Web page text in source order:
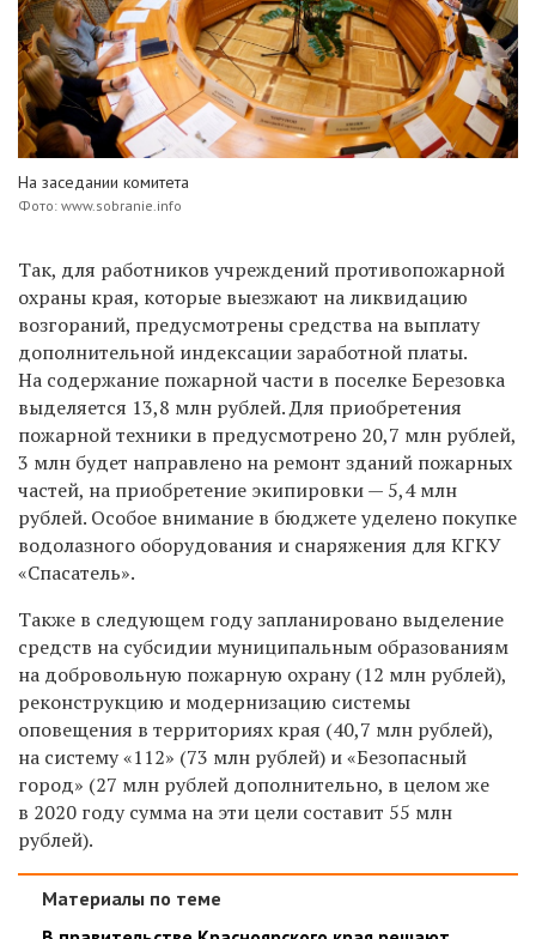
На заседании комитета
Фото: www.sobranie.info
Так, для работников учреждений противопожарной
охраны края, которые выезжают на ликвидацию
возгораний, предусмотрены средства на выплату
дополнительной индексации заработной платы.
На содержание пожарной части в поселке Березовка
выделяется 13,8 млн рублей. Для приобретения
пожарной техники в предусмотрено 20,7 млн рублей,
3 млн будет направлено на ремонт зданий пожарных
частей, на приобретение экипировки — 5,4 млн
рублей. Особое внимание в бюджете уделено покупке
водолазного оборудования и снаряжения для КГКУ
«Спасатель».
Также в следующем году запланировано выделение
средств на субсидии муниципальным образованиям
на добровольную пожарную охрану (12 млн рублей),
реконструкцию и модернизацию системы
оповещения в территориях края (40,7 млн рублей),
на систему «112» (73 млн рублей) и «Безопасный
город» (27 млн рублей дополнительно, в целом же
в 2020 году сумма на эти цели составит 55 млн
рублей).
Материалы по теме